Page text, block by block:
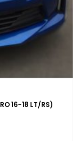
16-18 LT/RS)